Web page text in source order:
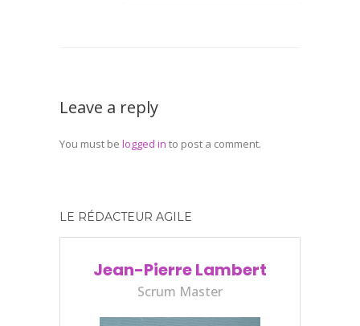
Leave a reply
You must be logged in to post a comment.
LE RÉDACTEUR AGILE
Jean-Pierre Lambert
Scrum Master